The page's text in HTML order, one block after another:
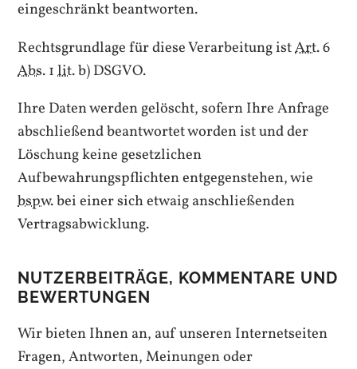
eingeschränkt beantworten.
Rechtsgrundlage für diese Verarbeitung istArt.6
Abs.1lit.b) DSGVO.
Ihre Daten werden gelöscht, sofern Ihre Anfrage
abschließend beantwortet worden ist und der
Löschung keine gesetzlichen
Aufbewahrungspflichten entgegenstehen, wie
bspw.bei einer sich etwaig anschließenden
Vertragsabwicklung.
NUTZERBEITRÄGE, KOMMENTARE UND
BEWERTUNGEN
Wir bieten Ihnen an, auf unseren Internetseiten
Fragen, Antworten, Meinungen oder